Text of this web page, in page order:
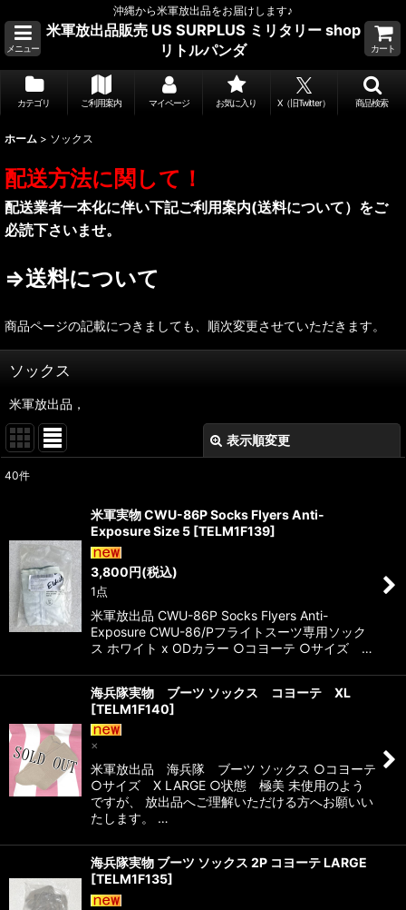
沖縄から米軍放出品をお届けします♪
メニュー
米軍放出品販売 US SURPLUS ミリタリー shop
リトルパンダ
カート
カテゴリ ご利用案内 マイページ お気に入り X（旧Twitter） 商品検索
ホーム > ソックス
配送方法に関して！
配送業者一本化に伴い下記ご利用案内(送料について）をご
必読下さいませ。
⇒送料について
商品ページの記載につきましても、順次変更させていただきます。
ソックス
米軍放出品，
表示順変更
並び順:
絞り込む
40件
米軍実物 CWU-86P Socks Flyers Anti-
Exposure Size 5 [TELM1F139]
3,800円(税込)
1点
米軍放出品 CWU-86P Socks Flyers Anti-
Exposure CWU-86/Pフライトスーツ専用ソック
ス ホワイト x ODカラー ○コヨーテ ○サイズ …
海兵隊実物 ブーツ ソックス コヨーテ XL
[TELM1F140]
×
米軍放出品 海兵隊 ブーツ ソックス ○コヨーテ
○サイズ X LARGE ○状態 極美 未使用のよう
ですが、 放出品へご理解いただける方へお願いい
たします。 …
海兵隊実物 ブーツ ソックス 2P コヨーテ LARGE
[TELM1F135]